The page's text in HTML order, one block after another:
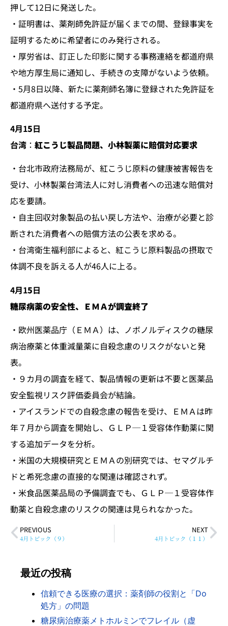
押して12日に発送した。
・証明書は、薬剤師免許証が届くまでの間、登録事実を
証明するために希望者にのみ発行される。
・厚労省は、訂正した印影に関する事務連絡を都道府県
や地方厚生局に通知し、手続きの支障がないよう依頼。
・5月8日以降、新たに薬剤師名簿に登録された免許証を
都道府県へ送付する予定。
4月15日
台湾 ： 紅こうじ製品問題、小林製薬に賠償対応要求
・台北市政府法務局が、紅こうじ原料の健康被害報告を
受け、小林製薬台湾法人に対し消費者への迅速な賠償対
応を要請。
・自主回収対象製品の払い戻し方法や、治療が必要と診
断された消費者への賠償方法の公表を求める。
・台湾衛生福利部によると、紅こうじ原料製品の摂取で
体調不良を訴える人が46人に上る。
4月15日
糖尿病薬の安全性、ＥＭＡが調査終了
・欧州医薬品庁（ＥＭＡ）は、ノボノルディスクの糖尿
病治療薬と体重減量薬に自殺念慮のリスクがないと発
表。
・９カ月の調査を経て、製品情報の更新は不要と医薬品
安全監視リスク評価委員会が結論。
・アイスランドでの自殺念慮の報告を受け、ＥＭＡは昨
年７月から調査を開始し、ＧＬＰ─１受容体作動薬に関
する追加データを分析。
・米国の大規模研究とＥＭＡの別研究では、セマグルチ
ドと希死念慮の直接的な関連は確認されず。
・米食品医薬品局の予備調査でも、ＧＬＰ─１受容体作
動薬と自殺念慮のリスクの関連は見られなかった。
PREVIOUS
4月トピック（９）
NEXT
4月トピック（１１）
最近の投稿
信頼できる医療の選択：薬剤師の役割と「Do
処方」の問題
糖尿病治療薬メトホルミンでフレイル（虚